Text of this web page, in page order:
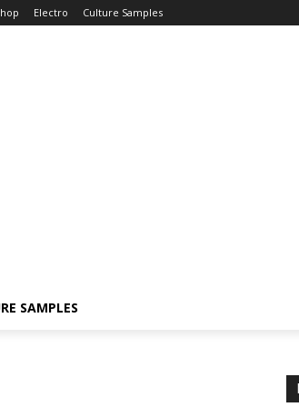
Electro Culture Samples
SAMPLES